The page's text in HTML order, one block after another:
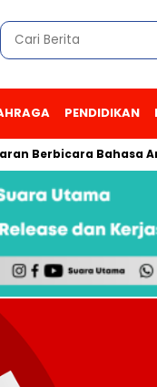
PENDIDIKAN
Berbicara Bahasa Arab